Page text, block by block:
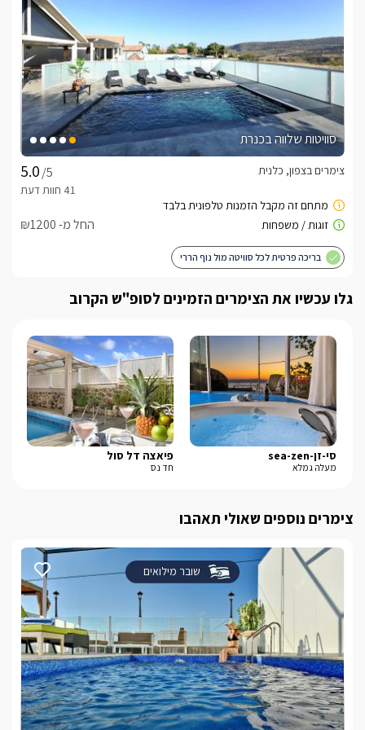
סוויטות שלווה בכנרת
/5
צימרים בצפון, כלנית
החל מ- ₪1200
בריכה פרטית לכל סוויטה מול נוף הררי
גלו עכשיו את הצימרים הזמינים לסופ"ש הקרוב
סי-זן-sea-zen
מעלה גמלא
פיאצה דל סול
חד נס
צימרים נוספים שאולי תאהבו
שובר מילואים